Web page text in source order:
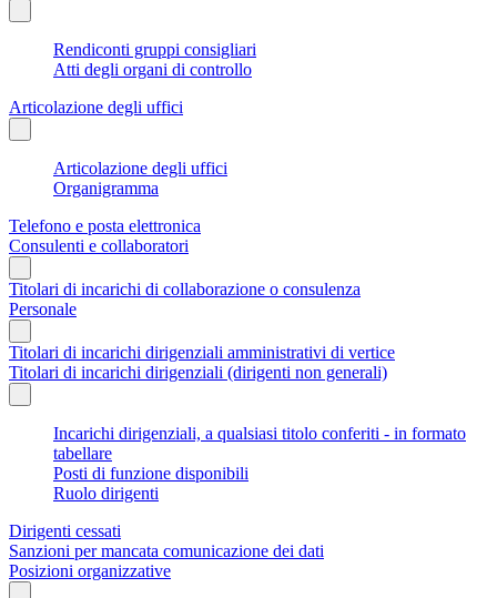
Rendiconti gruppi consigliari
Atti degli organi di controllo
Articolazione degli uffici
Articolazione degli uffici
Organigramma
Telefono e posta elettronica
Consulenti e collaboratori
Titolari di incarichi di collaborazione o consulenza
Personale
Titolari di incarichi dirigenziali amministrativi di vertice
Titolari di incarichi dirigenziali (dirigenti non generali)
Incarichi dirigenziali, a qualsiasi titolo conferiti - in formato
tabellare
Posti di funzione disponibili
Ruolo dirigenti
Dirigenti cessati
Sanzioni per mancata comunicazione dei dati
Posizioni organizzative